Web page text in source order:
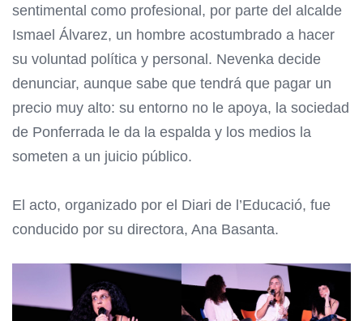
sentimental como profesional, por parte del alcalde
Ismael Álvarez, un hombre acostumbrado a hacer
su voluntad política y personal. Nevenka decide
denunciar, aunque sabe que tendrá que pagar un
precio muy alto: su entorno no le apoya, la sociedad
de Ponferrada le da la espalda y los medios la
someten a un juicio público.
El acto, organizado por el Diari de l’Educació, fue
conducido por su directora, Ana Basanta.